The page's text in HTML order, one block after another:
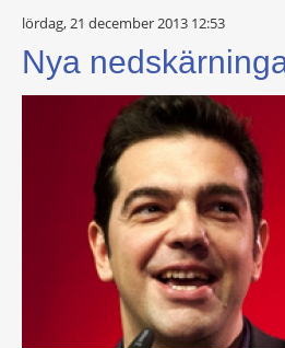
lördag, 21 december 2013 12:53
Nya